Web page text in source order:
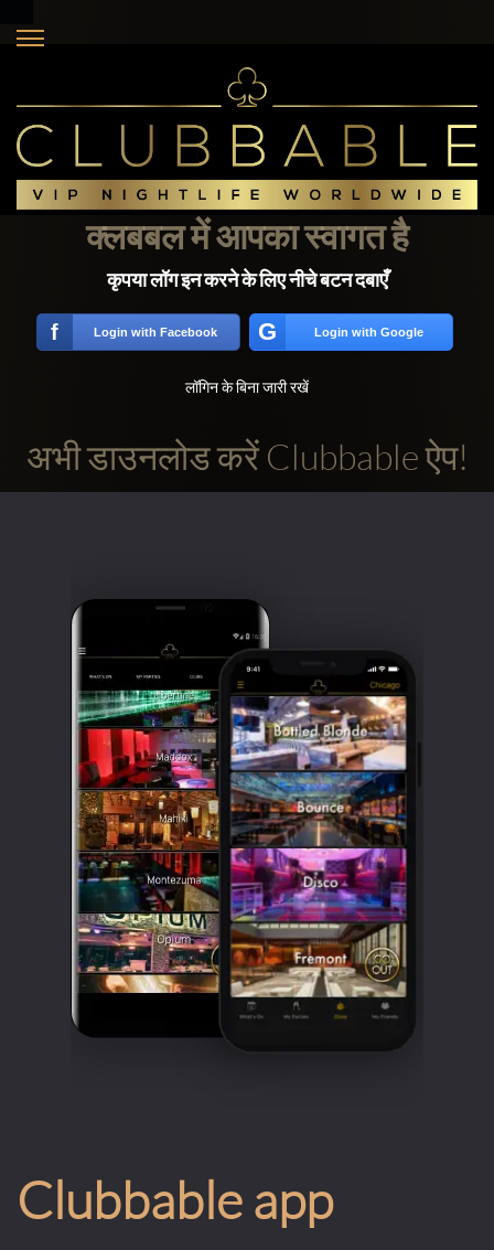
Clubbable
सामाजिक
क्लबबल में आपका स्वागत है
कृपया लॉग इन करने के लिए नीचे बटन दबाएँ
f Login with Facebook G Login with Google
लॉगिन के बिना जारी रखें
अभी डाउनलोड करें Clubbable ऐप!
Clubbable app